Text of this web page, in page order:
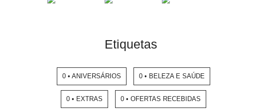
Etiquetas
0 • ANIVERSÁRIOS 0 • BELEZA E SAÚDE
0 • EXTRAS 0 • OFERTAS RECEBIDAS